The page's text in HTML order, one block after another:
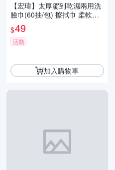
【宏瑋】太厚駕到乾濕兩用洗
臉巾(60抽/包) 擦拭巾 柔軟舒
適 擦臉巾 擦水巾 棉巾 菱格紋
$49
活動
加入購物車